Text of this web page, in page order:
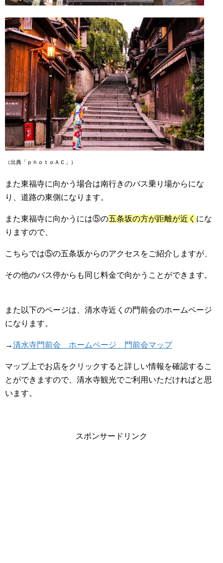
（出典「ｐｈｏｔｏＡＣ」）
また東福寺に向かう場合は南行きのバス乗り場からにな
り、道路の東側になります。
また東福寺に向かうには⑤の五条坂の方が距離が近く にな
りますので、
こちらでは⑤の五条坂からのアクセスをご紹介しますが、
その他のバス停からも同じ料金で向かうことができます。
また以下のページは、清水寺近くの門前会のホームページ
になります。
→清水寺門前会 ホームページ 門前会マップ
マップ上でお店をクリックすると詳しい情報を確認するこ
とができますので、清水寺観光でご利用いただければと思
います。
スポンサードリンク